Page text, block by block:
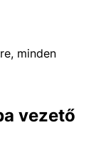
minden
vezető